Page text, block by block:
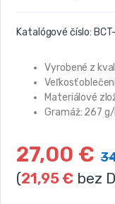
Katalógové číslo:
Vyrobené z
Veľkosť
Materiálové
Gramáž: 267
27,00 €
(21,95€ bez